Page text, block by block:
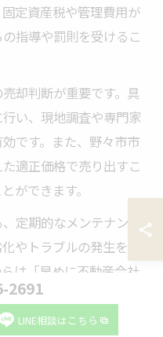
定資産税や管理費用が
指導や罰則を受けるこ
却判断が重要です。具
い、現地調査や専門家
です。また、野々市市
適正価格で売り出すこ
ができます。
定期的なメンテナンス
やトラブルの発生を最
は「早めに不動産会社
とで安心できた」とい
ク低減のカギと言える
2691
LINE相談はこちら